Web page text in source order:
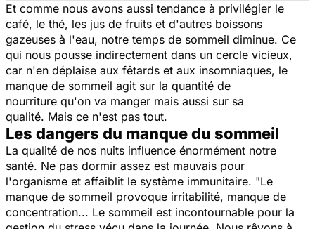
Et comme nous avons aussi tendance à privilégier le
café, le thé, les jus de fruits et d'autres boissons
gazeuses à l'eau, notre temps de sommeil diminue. Ce
qui nous pousse indirectement dans un cercle vicieux,
car n'en déplaise aux fêtards et aux insomniaques, le
manque de sommeil agit sur la quantité de
nourriture qu'on va manger mais aussi sur sa
qualité. Mais ce n'est pas tout.
Les dangers du manque du sommeil
La qualité de nos nuits influence énormément notre
santé. Ne pas dormir assez est mauvais pour
l'organisme et affaiblit le système immunitaire. "Le
manque de sommeil provoque irritabilité, manque de
concentration... Le sommeil est incontournable pour la